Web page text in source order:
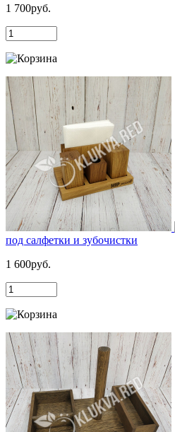
1 700руб.
под салфетки и зубочистки
1 600руб.